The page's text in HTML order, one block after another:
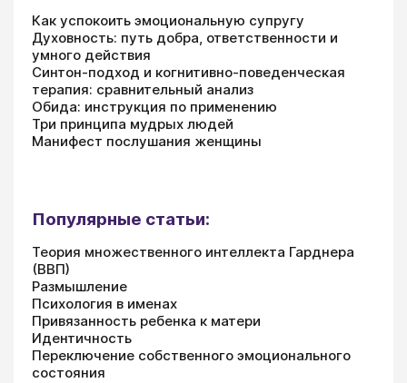
Как успокоить эмоциональную супругу
Духовность: путь добра, ответственности и
умного действия
Синтон-подход и когнитивно-поведенческая
терапия: сравнительный анализ
Обида: инструкция по применению
Три принципа мудрых людей
Манифест послушания женщины
Популярные статьи:
Теория множественного интеллекта Гарднера
(ВВП)
Размышление
Психология в именах
Привязанность ребенка к матери
Идентичность
Переключение собственного эмоционального
состояния